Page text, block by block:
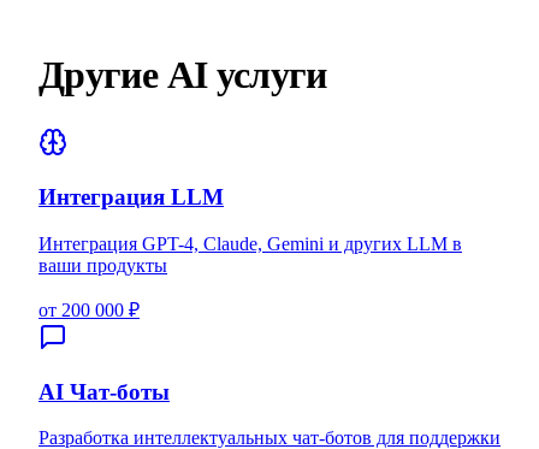
Другие AI услуги
Интеграция LLM
Интеграция GPT-4, Claude, Gemini и других LLM в
ваши продукты
от 200 000 ₽
AI Чат-боты
Разработка интеллектуальных чат-ботов для поддержки